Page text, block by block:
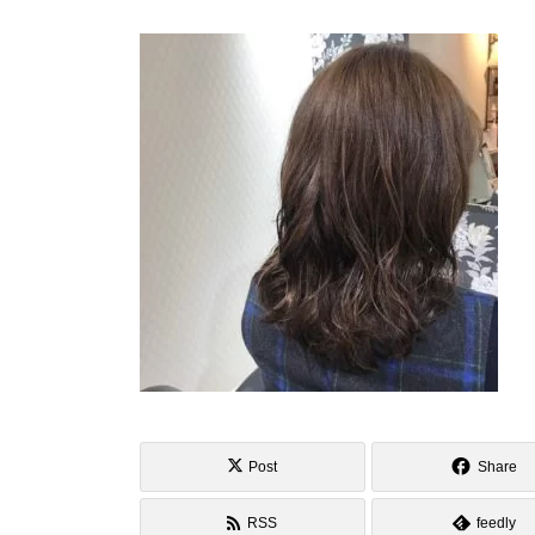
Post Share
RSS feedly